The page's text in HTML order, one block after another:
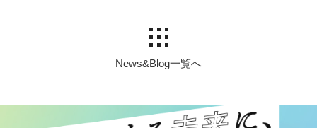
News&Blog一覧へ